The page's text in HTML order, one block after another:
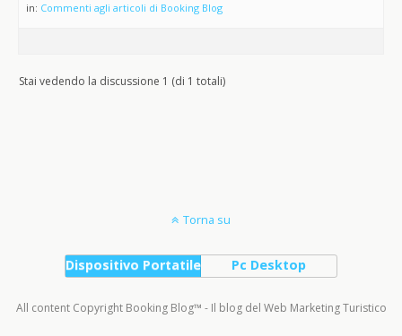
in: Commenti agli articoli di Booking Blog
Stai vedendo la discussione 1 (di 1 totali)
Torna su
Dispositivo Portatile Pc Desktop
All content Copyright Booking Blog™ - Il blog del Web Marketing Turistico